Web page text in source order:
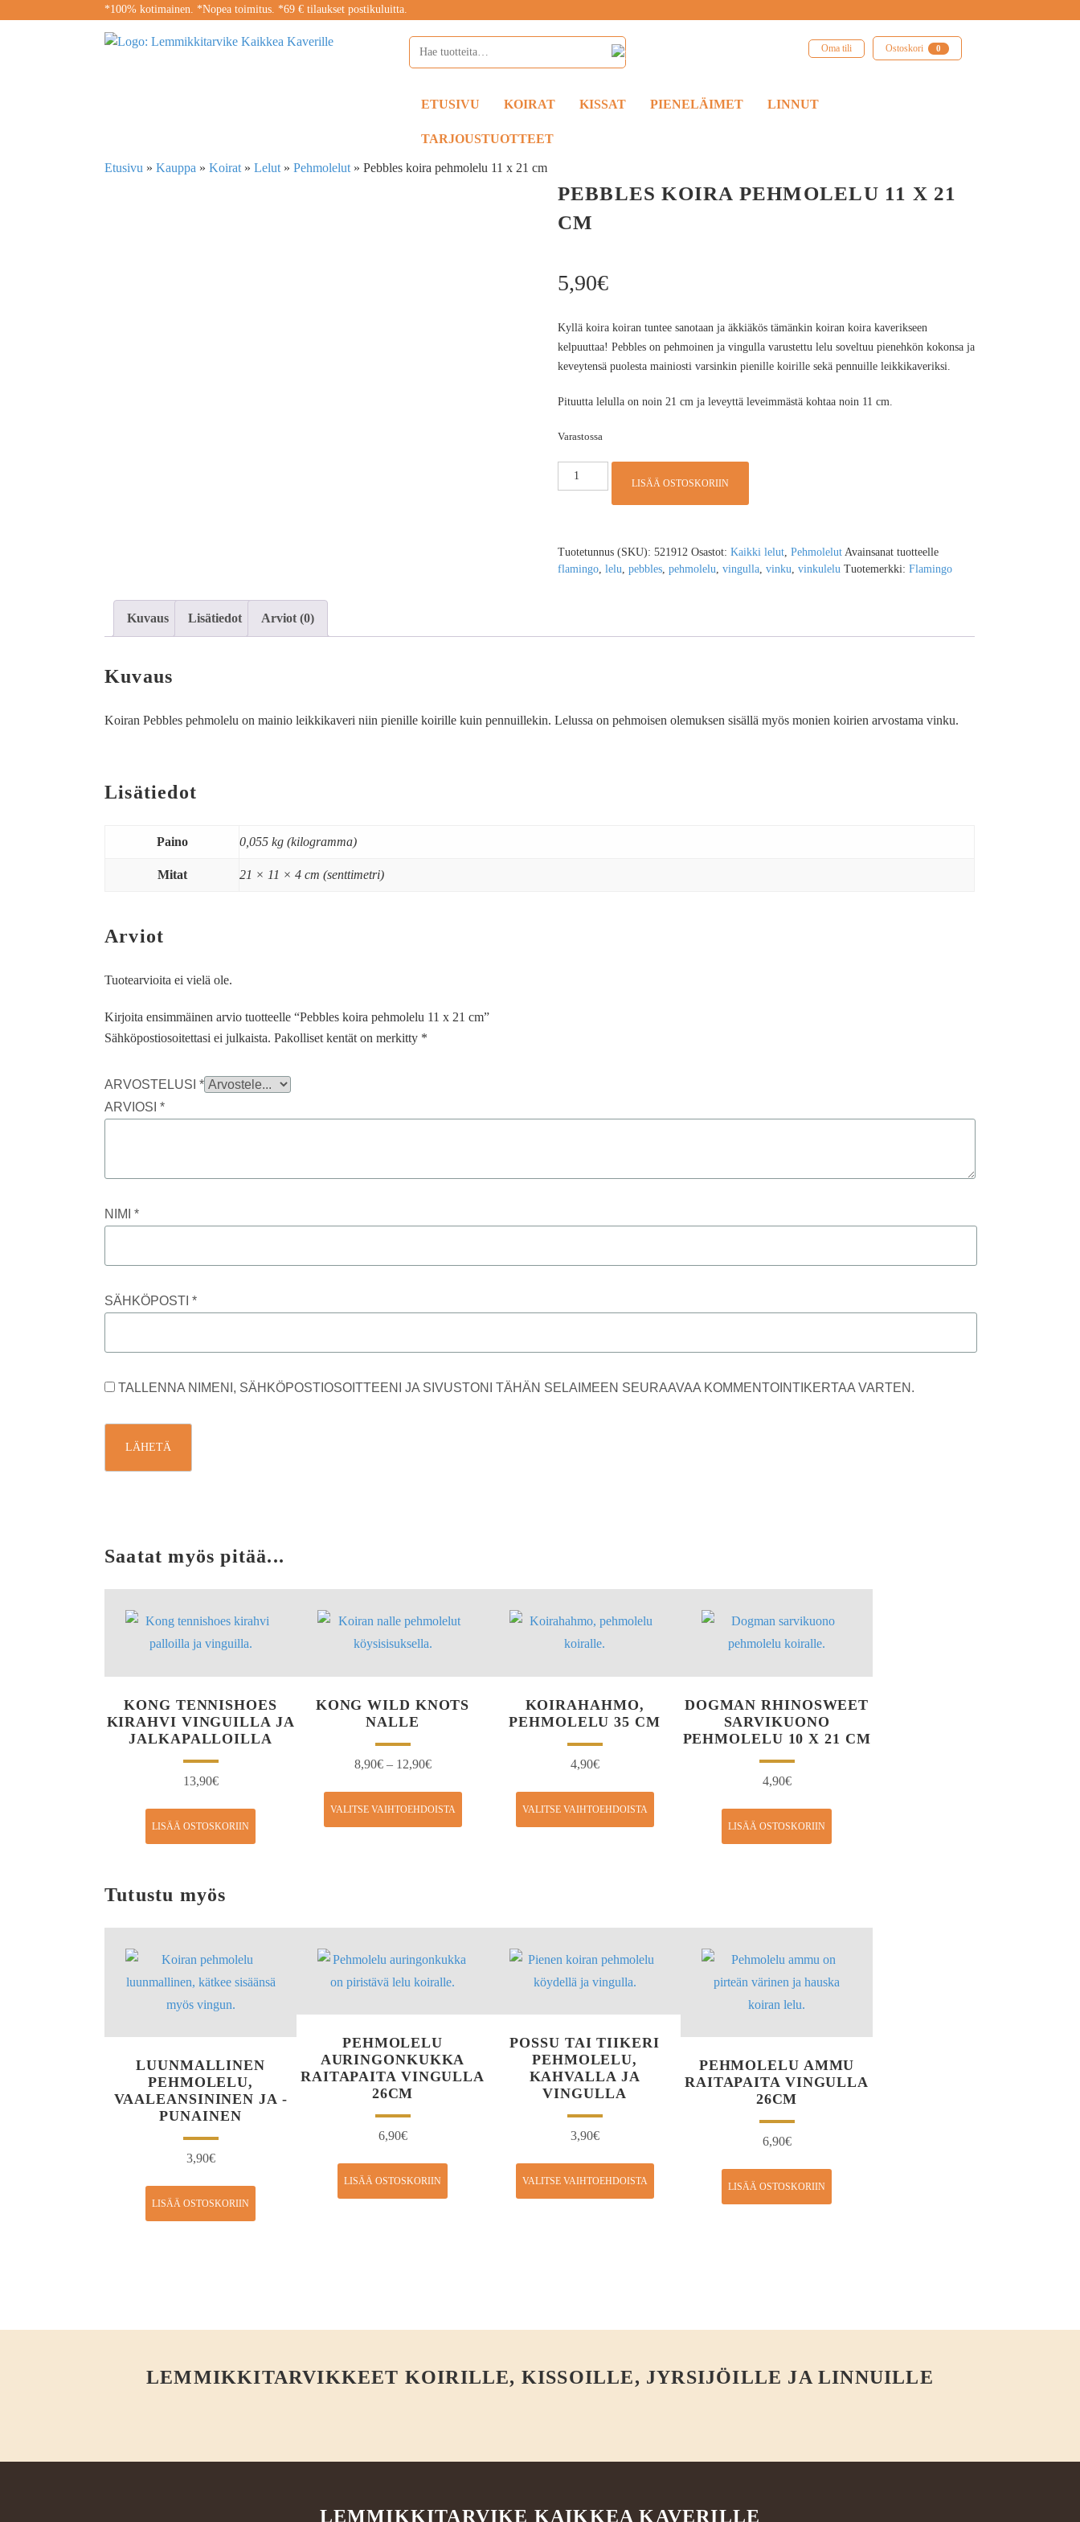
*100% kotimainen. *Nopea toimitus. *69 € tilaukset postikuluitta.
Oma tili Ostoskori 0
ETUSIVU KOIRAT KISSAT PIENELÄIMET LINNUT
TARJOUSTUOTTEET
Etusivu »Kauppa »Koirat »Lelut »Pehmolelut »Pebbles koira pehmolelu 11 x 21 cm
PEBBLES KOIRA PEHMOLELU 11 X 21
CM
5,90€
Kyllä koira koiran tuntee sanotaan ja äkkiäkös tämänkin koiran koira kaverikseen
kelpuuttaa! Pebbles on pehmoinen ja vingulla varustettu lelu soveltuu pienehkön kokonsa ja
keveytensä puolesta mainiosti varsinkin pienille koirille sekä pennuille leikkikaveriksi.
Pituutta lelulla on noin 21 cm ja leveyttä leveimmästä kohtaa noin 11 cm.
Varastossa
LISÄÄ OSTOSKORIIN
Tuotetunnus (SKU): 521912 Osastot: Kaikki lelut, Pehmolelut Avainsanat tuotteelle
flamingo, lelu, pebbles, pehmolelu, vingulla, vinku, vinkulelu Tuotemerkki: Flamingo
Kuvaus Lisätiedot Arviot (0)
Kuvaus
Koiran Pebbles pehmolelu on mainio leikkikaveri niin pienille koirille kuin pennuillekin. Lelussa on pehmoisen olemuksen sisällä myös monien koirien arvostama vinku.
Lisätiedot
Paino 0,055 kg (kilogramma)
Mitat 21 × 11 × 4 cm (senttimetri)
Arviot
Tuotearvioita ei vielä ole.
Kirjoita ensimmäinen arvio tuotteelle “Pebbles koira pehmolelu 11 x 21 cm”
Sähköpostiosoitettasi ei julkaista. Pakolliset kentät on merkitty *
ARVOSTELUSI*
ARVIOSI*
NIMI*
SÄHKÖPOSTI*
TALLENNA NIMENI, SÄHKÖPOSTIOSOITTEENI JA SIVUSTONI TÄHÄN SELAIMEEN SEURAAVAA KOMMENTOINTIKERTAA VARTEN.
Saatat myös pitää...
KONG TENNISHOES
KIRAHVI VINGUILLA JA
JALKAPALLOILLA
13,90€
LISÄÄ OSTOSKORIIN
KONG WILD KNOTS
NALLE
8,90€ – 12,90€
VALITSE VAIHTOEHDOISTA
KOIRAHAHMO,
PEHMOLELU 35 CM
4,90€
VALITSE VAIHTOEHDOISTA
DOGMAN RHINOSWEET
SARVIKUONO
PEHMOLELU 10 X 21 CM
4,90€
LISÄÄ OSTOSKORIIN
Tutustu myös
LUUNMALLINEN
PEHMOLELU,
VAALEANSININEN JA -
PUNAINEN
3,90€
LISÄÄ OSTOSKORIIN
PEHMOLELU
AURINGONKUKKA
RAITAPAITA VINGULLA
26CM
6,90€
LISÄÄ OSTOSKORIIN
POSSU TAI TIIKERI
PEHMOLELU,
KAHVALLA JA
VINGULLA
3,90€
VALITSE VAIHTOEHDOISTA
PEHMOLELU AMMU
RAITAPAITA VINGULLA
26CM
6,90€
LISÄÄ OSTOSKORIIN
LEMMIKKITARVIKKEET KOIRILLE, KISSOILLE, JYRSIJÖILLE JA LINNUILLE
LEMMIKKITARVIKE KAIKKEA KAVERILLE